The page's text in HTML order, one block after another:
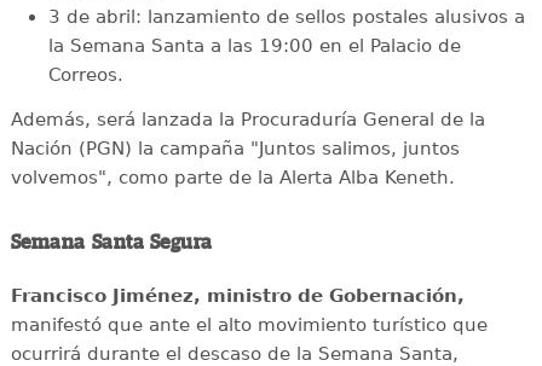
3 de abril: lanzamiento de sellos postales alusivos a
la Semana Santa a las 19:00 en el Palacio de
Correos.
Además, será lanzada la Procuraduría General de la
Nación (PGN) la campaña "Juntos salimos, juntos
volvemos", como parte de la Alerta Alba Keneth.
Semana Santa Segura
Francisco Jiménez, ministro de Gobernación,
manifestó que ante el alto movimiento turístico que
ocurrirá durante el descaso de la Semana Santa,